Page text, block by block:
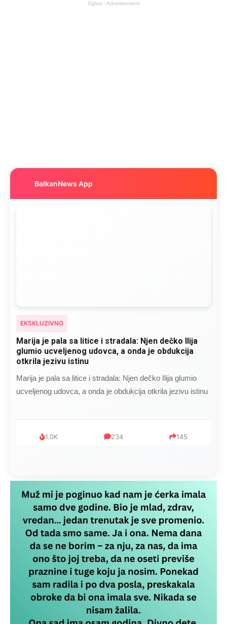
Oglasi - Advertisement
BalkanNews App
EKSKLUZIVNO
Marija je pala sa litice i stradala: Njen dečko Ilija
glumio ucveljenog udovca, a onda je obdukcija
otkrila jezivu istinu
Marija je pala sa litice i stradala: Njen dečko Ilija glumio
ucveljenog udovca, a onda je obdukcija otkrila jezivu istinu
1.0K 234 145